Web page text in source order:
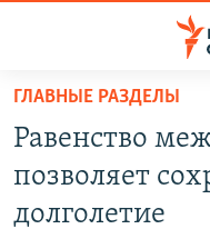
упрощенного
доступа
основному
АВТОРСКИЕ ПРОЕКТЫ
ГЛАВНЫЕ РАЗДЕЛЫ
Равенство
позволяет
долголетие